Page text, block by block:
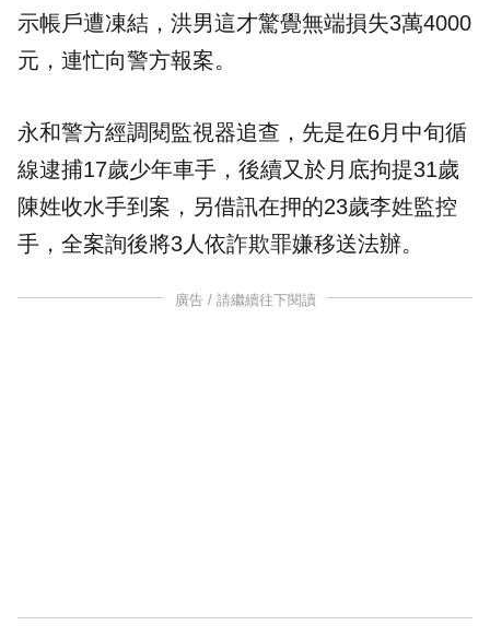
示帳戶遭凍結，洪男這才驚覺無端損失3萬4000
元，連忙向警方報案。
永和警方經調閱監視器追查，先是在6月中旬循
線逮捕17歲少年車手，後續又於月底拘提31歲
陳姓收水手到案，另借訊在押的23歲李姓監控
手，全案詢後將3人依詐欺罪嫌移送法辦。
廣告 / 請繼續往下閱讀